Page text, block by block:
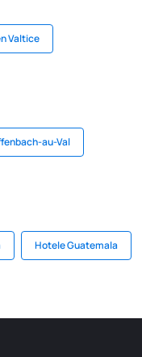
Valtice
au-Val
Hotele Guatemala